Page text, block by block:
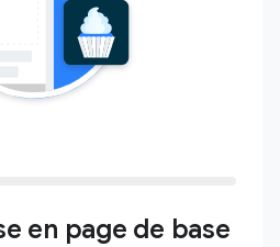
en page de base